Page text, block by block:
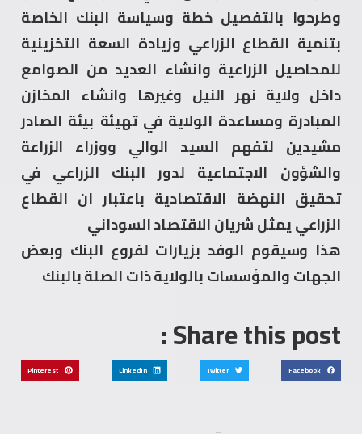
وطرحوا بالتفصيل خطة وسياسة البنك الخاصة
بتنمية القطاع الزراعي وزيادة السعة التخزينية
للمحاصيل الزراعية وانشاء العديد من الصوامع
داخل ولاية نهر النيل وغيرها وانشاء المخازن
المبادرة ومساعدة الولاية في تهيئة بيئة الصادر
مشيدين لتفهم السيد الوالي ووزراء الزراعة
والشؤون الاجتماعية لدور البنك الزراعي في
تحقيق النهضة الاقتصادية باعتبار ان القطاع
الزراعي يمثل شريان الاقتصاد السوداني
هذا وسيقوم الوفد بزيارات لفروع البنك وبعض
الجهات والمؤسسات بالولاية ذات الصلة بالبنك
Share this post :
Facebook
Twitter
LinkedIn
Pinterest